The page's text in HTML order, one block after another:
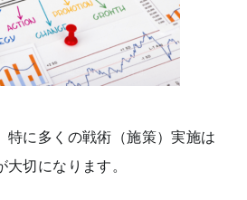
特に多くの戦術（施策）実施は
大切になります。